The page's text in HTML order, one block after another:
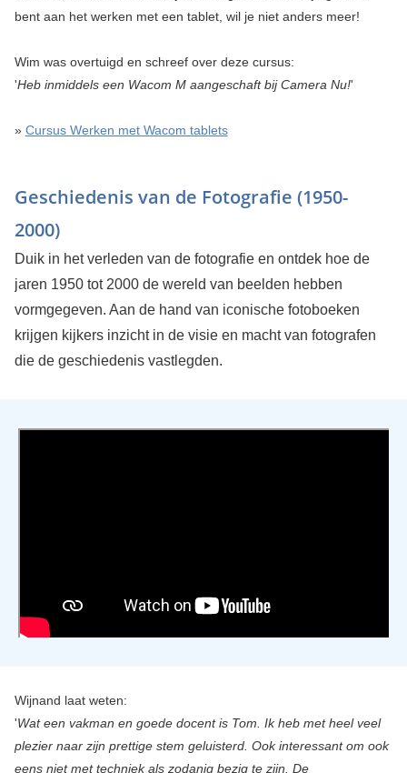
bent aan het werken met een tablet, wil je niet anders meer!
Wim was overtuigd en schreef over deze cursus:
'Heb inmiddels een Wacom M aangeschaft bij Camera Nu!'
» Cursus Werken met Wacom tablets
Geschiedenis van de Fotografie (1950-
2000)
Duik in het verleden van de fotografie en ontdek hoe de
jaren 1950 tot 2000 de wereld van beelden hebben
vormgegeven. Aan de hand van iconische fotoboeken
krijgen kijkers inzicht in de visie en macht van fotografen
die de geschiedenis vastlegden.
Wijnand laat weten:
'Wat een vakman en goede docent is Tom. Ik heb met heel veel
plezier naar zijn prettige stem geluisterd. Ook interessant om ook
eens niet met techniek als zodanig bezig te zijn. De